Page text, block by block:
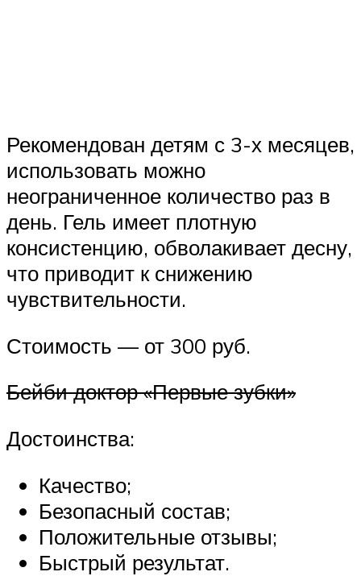
Рекомендован детям с 3-х месяцев,
использовать можно
неограниченное количество раз в
день. Гель имеет плотную
консистенцию, обволакивает десну,
что приводит к снижению
чувствительности.
Стоимость — от 300 руб.
Бейби доктор «Первые зубки»
Достоинства:
Качество;
Безопасный состав;
Положительные отзывы;
Быстрый результат.